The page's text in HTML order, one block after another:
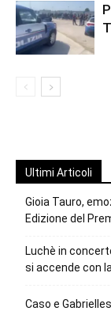
Ultimi Articoli
Gioia Tauro,
Edizione del
Luchè in
si accende con
Caso e